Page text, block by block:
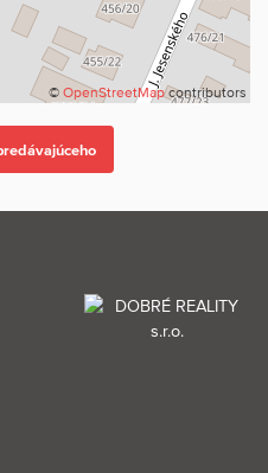
© OpenStreetMapcontributors